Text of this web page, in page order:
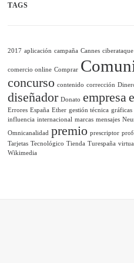
TAGS
2017 aplicación campaña Cannes ciberataque
comercio online Comprar
concurso contenido corrección
diseñador Donato empresa
Errores España Ether gestión técnica gráficas
influencia internacional marcas mensajes
Omnicanalidad premio prescriptor
Tarjetas Tecnológico Tienda Turespaña virtual
Wikimedia